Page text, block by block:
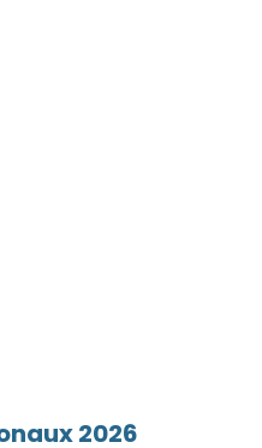
2026